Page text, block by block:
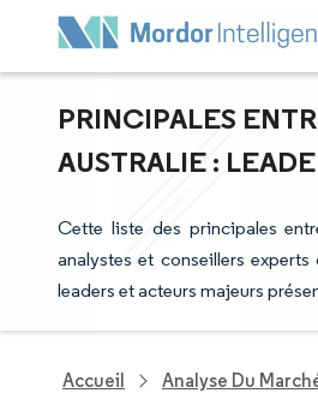
PRINCIPALES
AUSTRALIE :
Cette liste des principales
analystes et conseillers
leaders et acteurs majeurs
Accueil Analyse Du